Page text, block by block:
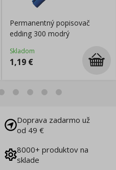
Permanentný popisovač
edding 300 modrý
Skladom
1,19 €
Doprava zadarmo už
od 49 €
8000+ produktov na
sklade